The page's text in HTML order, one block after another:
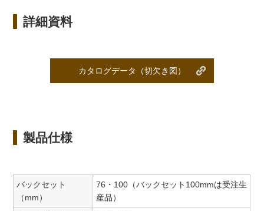
詳細資料
カタログデータ（切欠き図）
製品仕様
バックセット
（mm）
76・100（バックセット100mmは受注生
産品）